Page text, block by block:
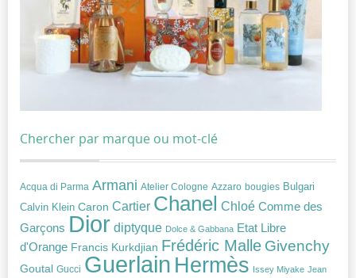
Chercher par marque ou mot-clé
Acqua di Parma Armani Atelier Cologne Azzaro bougies Bulgari
Calvin Klein Caron Cartier Chanel Chloé Comme des
Garçons Dior diptyque Dolce & Gabbana Etat Libre
d'Orange Francis Kurkdjian Frédéric Malle Givenchy
Goutal Gucci Guerlain Hermès Issey Miyake Jean